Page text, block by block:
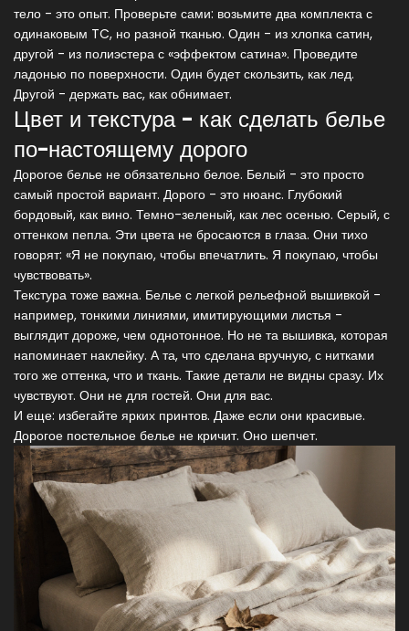
тело - это опыт. Проверьте сами: возьмите два комплекта с
одинаковым TC, но разной тканью. Один - из хлопка сатин,
другой - из полиэстера с «эффектом сатина». Проведите
ладонью по поверхности. Один будет скользить, как лед.
Другой - держать вас, как обнимает.
Цвет и текстура - как сделать белье
по-настоящему дорого
Дорогое белье не обязательно белое. Белый - это просто
самый простой вариант. Дорого - это нюанс. Глубокий
бордовый, как вино. Темно-зеленый, как лес осенью. Серый, с
оттенком пепла. Эти цвета не бросаются в глаза. Они тихо
говорят: «Я не покупаю, чтобы впечатлить. Я покупаю, чтобы
чувствовать».
Текстура тоже важна. Белье с легкой рельефной вышивкой -
например, тонкими линиями, имитирующими листья -
выглядит дороже, чем однотонное. Но не та вышивка, которая
напоминает наклейку. А та, что сделана вручную, с нитками
того же оттенка, что и ткань. Такие детали не видны сразу. Их
чувствуют. Они не для гостей. Они для вас.
И еще: избегайте ярких принтов. Даже если они красивые.
Дорогое постельное белье не кричит. Оно шепчет.